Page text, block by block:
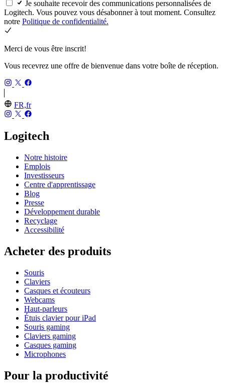
Je souhaite recevoir des communications personnalisées de
Logitech. Vous pouvez vous désabonner à tout moment. Consultez
notre Politique de confidentialité.
Merci de vous être inscrit!
Vous recevrez une offre de bienvenue dans votre boîte de réception.
FR,fr
Logitech
Notre histoire
Emplois
Investisseurs
Centre d'apprentissage
Blog
Presse
Développement durable
Recyclage
Accessibilité
Acheter des produits
Souris
Claviers
Casques et écouteurs
Webcams
Haut-parleurs
Étuis clavier pour iPad
Souris gaming
Claviers gaming
Casques gaming
Microphones
Pour la productivité